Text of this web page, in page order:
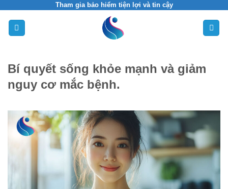
content
Tham gia bảo hiểm tiện lợi và tin cậy
Bí quyết sống khỏe mạnh và giảm
nguy cơ mắc bệnh.